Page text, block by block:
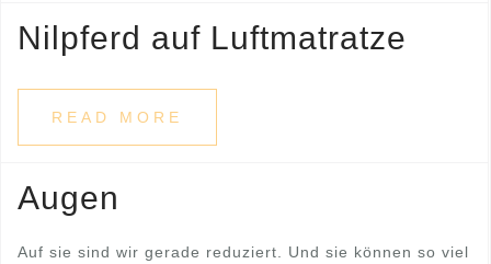
Nilpferd auf Luftmatratze
READ MORE
Augen
Auf sie sind wir gerade reduziert. Und sie können so viel